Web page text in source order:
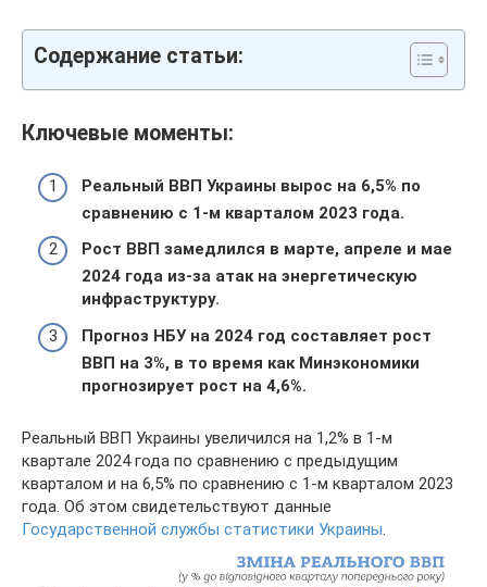
Содержание статьи:
Ключевые моменты:
Реальный ВВП Украины вырос на 6,5% по
сравнению с 1-м кварталом 2023 года.
Рост ВВП замедлился в марте, апреле и мае
2024 года из-за атак на энергетическую
инфраструктуру.
Прогноз НБУ на 2024 год составляет рост
ВВП на 3%, в то время как Минэкономики
прогнозирует рост на 4,6%.
Реальный ВВП Украины увеличился на 1,2% в 1-м
квартале 2024 года по сравнению с предыдущим
кварталом и на 6,5% по сравнению с 1-м кварталом 2023
года. Об этом свидетельствуют данные
Государственной службы статистики Украины.